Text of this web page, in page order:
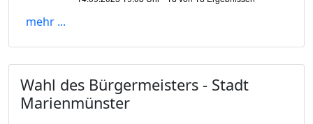
mehr ...
Wahl des Bürgermeisters - Stadt
Marienmünster